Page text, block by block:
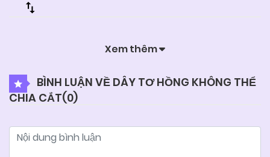
Xem thêm
BÌNH LUẬN VỀ DÂY TƠ HỒNG KHÔNG THỂ
CHIA CẮT(0)